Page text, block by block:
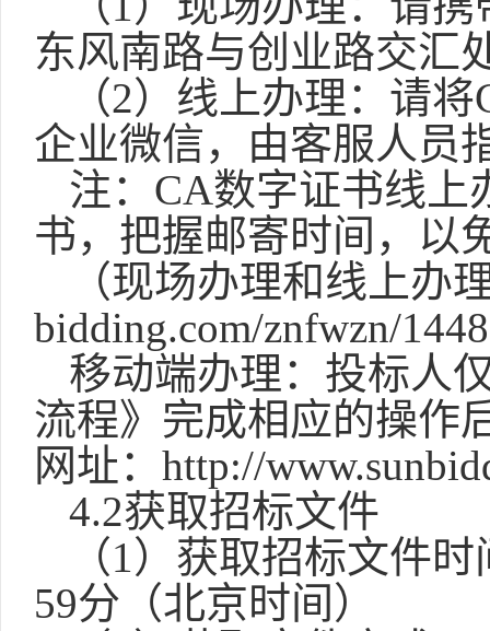
东风南路与创业路交汇
（2）线上办理：请
企业微信，由客服人员
注： CA数字证书线上
书，把握邮寄时间，以
（现场办理和线上办
bidding.com/znfwzn/
移动端办理：投标人
流程》完成相应的操作
网址： http://
4.2获取招标文件
（1）获取招标文件时
59分（北京时间）